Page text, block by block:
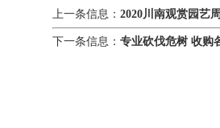
上一条信息： 2020川南观赏园艺
下一条信息： 专业砍伐危树 收购